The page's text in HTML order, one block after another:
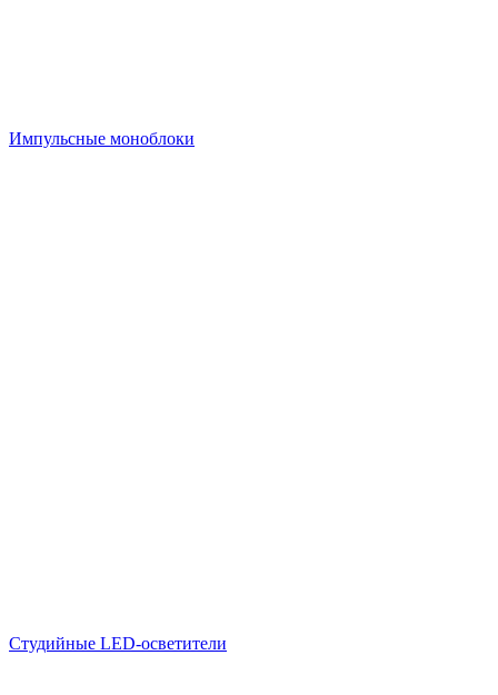
Импульсные моноблоки
Студийные LED-осветители